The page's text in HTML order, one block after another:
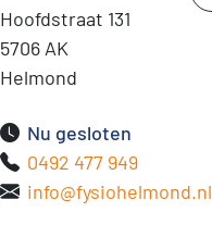
Hoofdstraat 131
5706 AK
Helmond
Nu gesloten
0492 477 949
info@fysiohelmond.nl